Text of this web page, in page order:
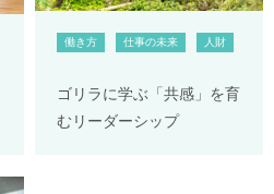
働き方 仕事の未来 人財
ゴリラに学ぶ「共感」を育
むリーダーシップ